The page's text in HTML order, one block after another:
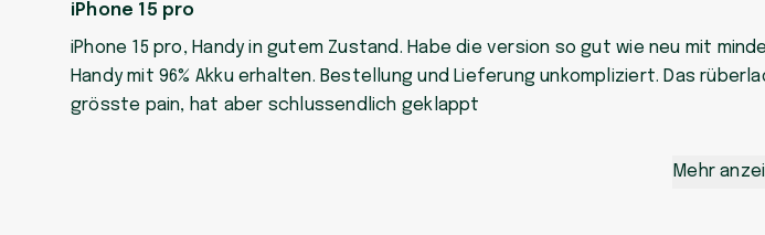
iPhone 15 pro
iPhone 15 pro, Handy in gutem Zustand. Habe die version so gut wie neu mit
Handy mit 96% Akku erhalten. Bestellung und Lieferung unkompliziert. Das
grösste pain, hat aber schlussendlich geklappt
Mehr